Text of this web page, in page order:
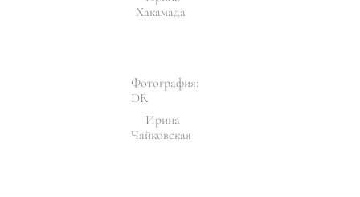
Хакамада
Фотография:
DR
Ирина
Чайковская